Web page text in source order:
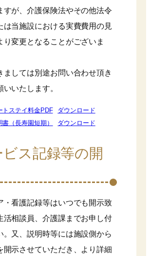
すが、介護保険法やその他法令
は当施設における実費費用の見
り変更となることがございま
ましては別途お問い合わせ頂き
いいたします。
トステイ料金PDF
ダウンロード
（長寿園短期）
ダウンロード
ス記録等の開
・看護記録等はいつでも開示致
活相談員、介護課までお申し付
。又、説明時等には施設側から
開示させていただき、より詳細